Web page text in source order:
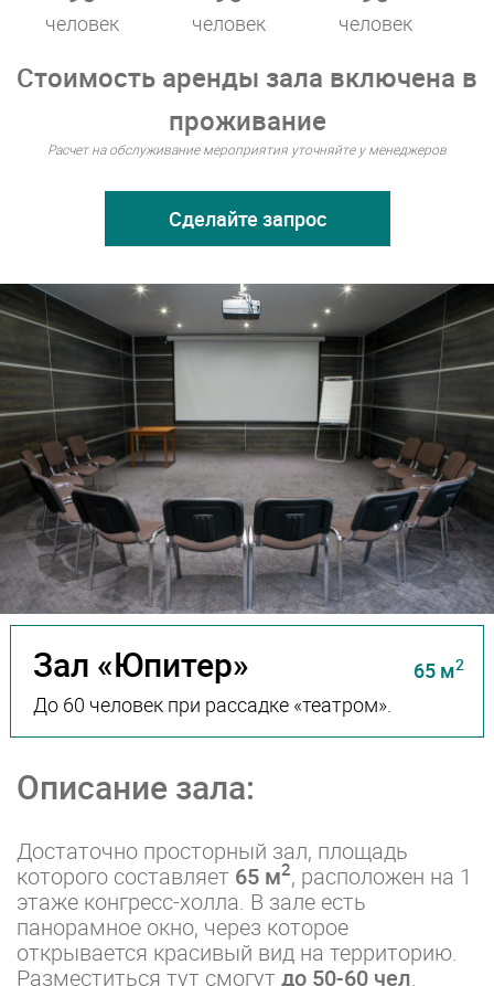
человек человек человек
Стоимость аренды зала включена в
проживание
Расчет на обслуживание мероприятия уточняйте у менеджеров
Сделайте запрос
Зал «Юпитер» 65 м2
До 60 человек при рассадке «театром».
Описание зала:
Достаточно просторный зал, площадь
которого составляет 65 м2, расположен на 1
этаже конгресс-холла. В зале есть
панорамное окно, через которое
открывается красивый вид на территорию.
Разместиться тут смогут до 50-60 чел.